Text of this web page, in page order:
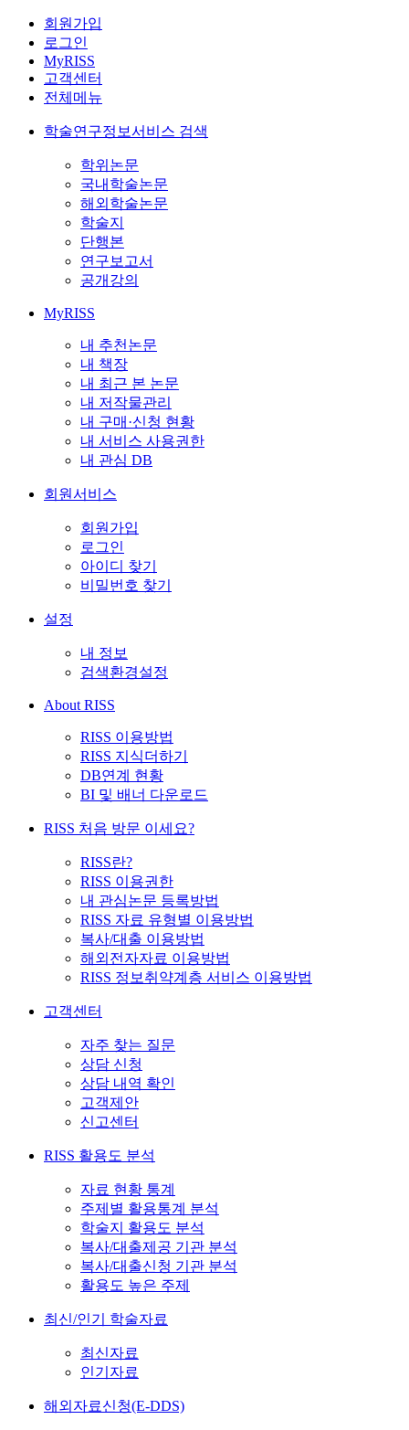
회원가입
로그인
MyRISS
고객센터
전체메뉴
학술연구정보서비스 검색
학위논문
국내학술논문
해외학술논문
학술지
단행본
연구보고서
공개강의
MyRISS
내 추천논문
내 책장
내 최근 본 논문
내 저작물관리
내 구매·신청 현황
내 서비스 사용권한
내 관심 DB
회원서비스
회원가입
로그인
아이디 찾기
비밀번호 찾기
설정
내 정보
검색환경설정
About RISS
RISS 이용방법
RISS 지식더하기
DB연계 현황
BI 및 배너 다운로드
RISS 처음 방문 이세요?
RISS란?
RISS 이용권한
내 관심논문 등록방법
RISS 자료 유형별 이용방법
복사/대출 이용방법
해외전자자료 이용방법
RISS 정보취약계층 서비스 이용방법
고객센터
자주 찾는 질문
상담 신청
상담 내역 확인
고객제안
신고센터
RISS 활용도 분석
자료 현황 통계
주제별 활용통계 분석
학술지 활용도 분석
복사/대출제공 기관 분석
복사/대출신청 기관 분석
활용도 높은 주제
최신/인기 학술자료
최신자료
인기자료
해외자료신청(E-DDS)